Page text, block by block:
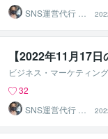
SNS運営代行 ま
るなげ
【2022年11月17日
ビジネス・マーケティング
32
SNS運営代行 ま
るなげ